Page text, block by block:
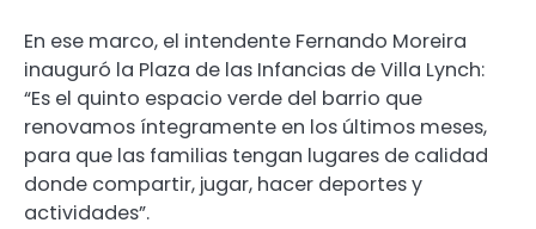
En ese marco, el intendente Fernando Moreira
inauguró la Plaza de las Infancias de Villa Lynch:
“Es el quinto espacio verde del barrio que
renovamos íntegramente en los últimos meses,
para que las familias tengan lugares de calidad
donde compartir, jugar, hacer deportes y
actividades”.